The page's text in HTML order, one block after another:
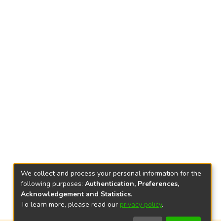
We collect and process your personal information for the
following purposes: Authentication, Preferences,
Acknowledgement and Statistics.
To learn more, please read our privacy policy.